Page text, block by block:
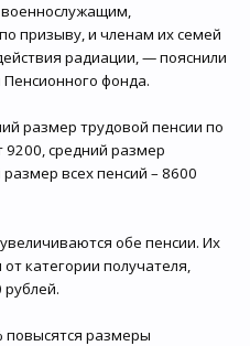
призыву, и членам их семей
радиации, — пояснили
фонда.
размер трудовой пенсии по
9200, средний размер
всех пенсий – 8600
обе пенсии. Их
категории получателя,
повысятся размеры